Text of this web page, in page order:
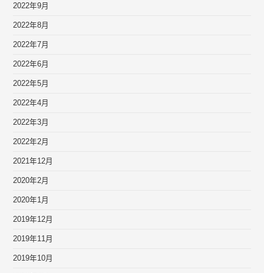
2022年9月
2022年8月
2022年7月
2022年6月
2022年5月
2022年4月
2022年3月
2022年2月
2021年12月
2020年2月
2020年1月
2019年12月
2019年11月
2019年10月